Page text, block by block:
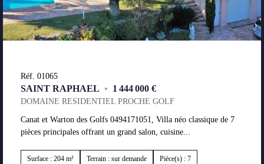
Réf. 01065
SAINT RAPHAEL • 1 444 000 €
DOMAINE RESIDENTIEL PROCHE GOLF
Canat et Warton des Golfs 0494171051, Villa néo classique de 7
pièces principales offrant un grand salon, cuisine...
Surface : 204 m² Terrain : sur demande Pièce(s) : 7